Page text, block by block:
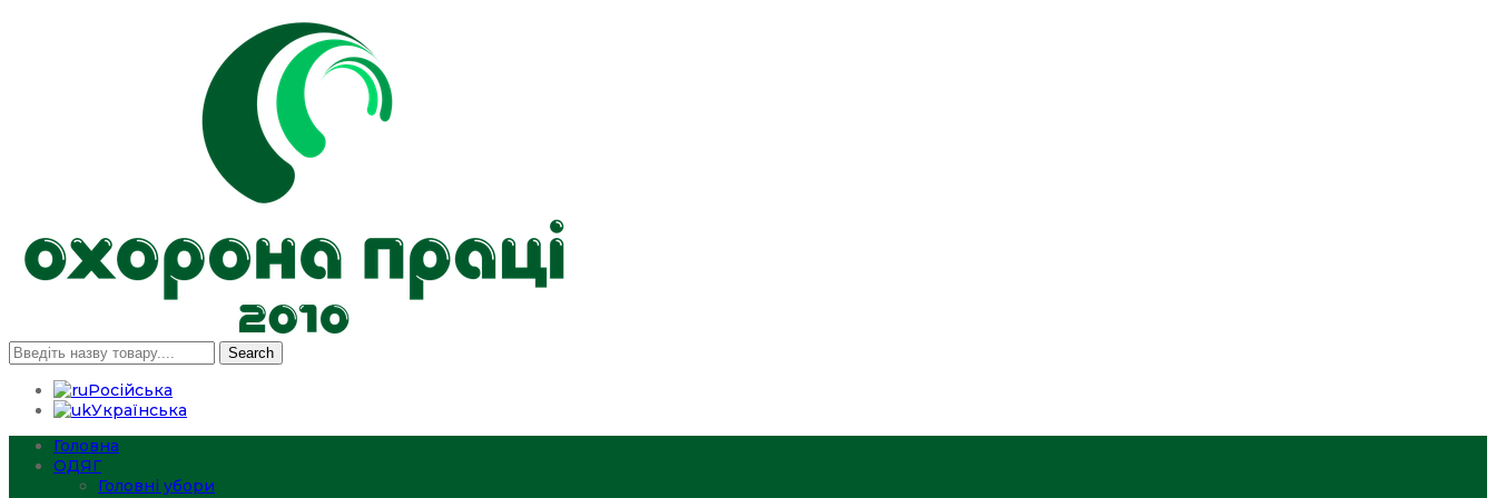
Search
Російська
Українська
Головна
ОДЯГ
Головні убори